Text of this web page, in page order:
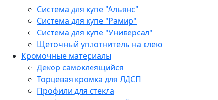
Система для купе "Альянс"
Система для купе "Рамир"
Система для купе "Универсал"
Щеточный уплотнитель на клею
Кромочные материалы
Декор самоклеящийся
Торцевая кромка для ЛДСП
Профили для стекла